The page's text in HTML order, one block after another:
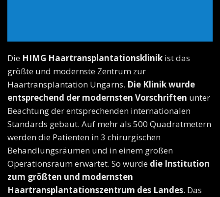
Die HIMG Haartransplantationsklinik ist das
größte und modernste Zentrum zur
Haartransplantation Ungarns. Die Klinik wurde
entsprechend der modernsten Vorschriften unter
Beachtung der entsprechenden internationalen
Standards gebaut. Auf mehr als 500 Quadratmetern
werden die Patienten in 3 chirurgischen
Behandlungsräumen und in einem großen
Operationsraum erwartet. So wurde die Institution
zum größten und modernsten
Haartransplantationszentrum des Landes. Das